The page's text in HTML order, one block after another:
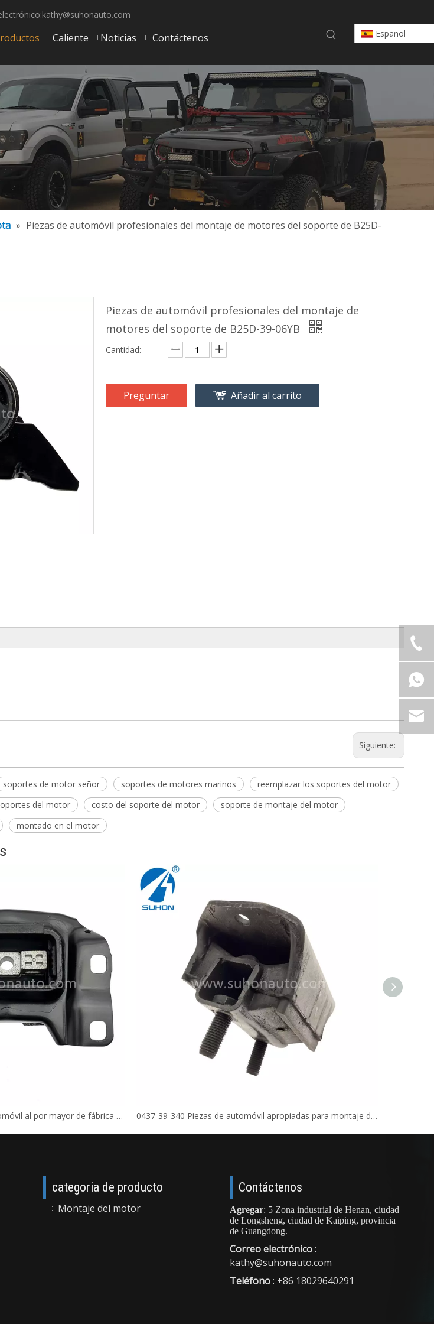
kathy@suhonauto.com
Caliente Noticias Contáctenos Español
» Piezas de automóvil profesionales del montaje de motores del soporte de B25D-
Piezas de automóvil profesionales del montaje de
motores del soporte de B25D-39-06YB
Cantidad:
Preguntar Añadir al carrito
Siguiente:
soportes de motor señor soportes de motores marinos
reemplazar los soportes del motor
del motor costo del soporte del motor
soporte de montaje del motor
montado en el motor
AV61-7M121AC Piezas de automóvil al por mayor de fábrica para soporte de motor 0437-39-340 Piezas de automóvil apropiadas para montaje de motor con soporte
categoria de producto
Montaje del motor
Contáctenos
Agregar: 5 Zona industrial de Henan, ciudad
de Longsheng, ciudad de Kaiping, provincia
de Guangdong.
Correo electrónico:
kathy@suhonauto.com
Teléfono: +86 18029640291